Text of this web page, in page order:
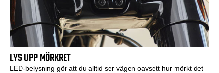
LYS UPP MÖRKRET
LED-belysning gör att du alltid ser vägen oavsett hur mörkt det